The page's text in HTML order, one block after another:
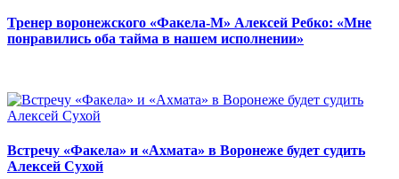
Тренер воронежского «Факела-М» Алексей Ребко: «Мне
понравились оба тайма в нашем исполнении»
Встречу «Факела» и «Ахмата» в Воронеже будет судить
Алексей Сухой